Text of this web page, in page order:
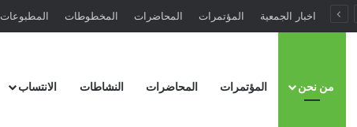
اخبار الجمعية المؤتمرات المحاضرات المخطوطات المطبوعات
من نحن المؤتمرات المحاضرات النشاطات الانتساب